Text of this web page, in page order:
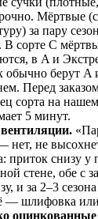
Мёртвые
за пару
сорте C
в A и
обычно берут A
Перед
сорта на
5 минут.
нет, не
приток снизу у
стене, обе с
и за 2–3
— шлифовка